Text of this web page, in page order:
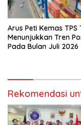
Arus Peti Kemas TPS
Menunjukkan Tren
Pada Bulan Juli 2026
Rekomendasi